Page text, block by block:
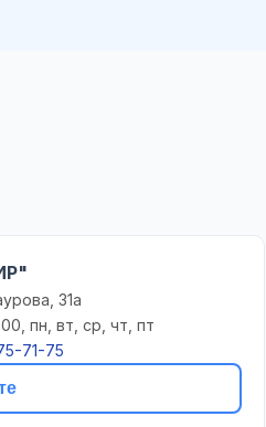
31а
пн, вт, ср, чт, пт
71-75